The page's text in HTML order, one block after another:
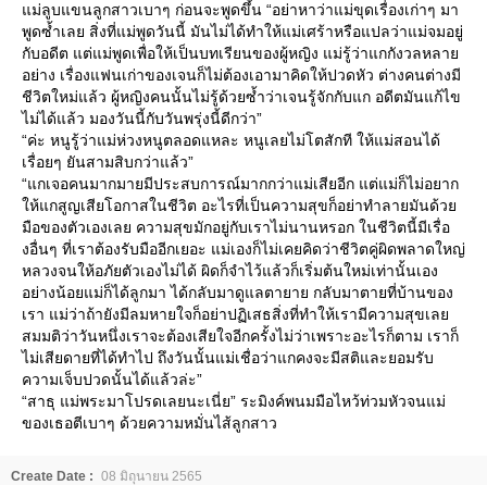
ม่ลูบแขนลูกสาวเบาๆ ก่อนจะพูดขึ้น “อย่าหาว่าแม่ขุดเรื่องเก่าๆ มา
พูดซ้ำเลย สิ่งที่แม่พูดวันนี้ มันไม่ได้ทำให้แม่เศร้าหรือแปลว่าแม่จมอยู่
กับอดีต แต่แม่พูดเพื่อให้เป็นบทเรียนของผู้หญิง แม่รู้ว่าแกกังวลหลา
อย่าง เรื่องแฟนเก่าของเจนก็ไม่ต้องเอามาคิดให้ปวดหัว ต่างคนต่างมี
ชีวิตใหม่แล้ว ผู้หญิงคนนั้นไม่รู้ด้วยซ้ำว่าเจนรู้จักกับแก อดีตมันแก้ไข
ไม่ได้แล้ว มองวันนี้กับวันพรุ่งนี้ดีกว่า”
“ค่ะ หนูรู้ว่าแม่ห่วงหนูตลอดแหละ หนูเลยไม่โตสักที ให้แม่สอนได้
เรื่อยๆ ยันสามสิบกว่าแล้ว”
“แกเจอคนมากมายมีประสบการณ์มากกว่าแม่เสียอีก แต่แม่ก็ไม่อยาก
ห้แกสูญเสียโอกาสในชีวิต อะไรที่เป็นความสุขก็อย่าทำลายมันด้ว
มือของตัวเองเลย ความสุขมักอยู่กับเราไม่นานหรอก ในชีวิตนี้มีเรื่อ
งอื่นๆ ที่เราต้องรับมืออีกเยอะ แม่เองก็ไม่เคยคิดว่าชีวิตคู่ผิดพลาดใหญ่
หลวงจนให้อภัยตัวเองไม่ได้ ผิดก็จำไว้แล้วก็เริ่มต้นใหม่เท่านั้นเอง
อย่างน้อยแม่ก็ได้ลูกมา ได้กลับมาดูแลตายาย กลับมาตายที่บ้านของ
เรา แม่ว่าถ้ายังมีลมหายใจก็อย่าปฏิเสธสิ่งที่ทำให้เรามีความสุขเล
สมมติว่าวันหนึ่งเราจะต้องเสียใจอีกครั้งไม่ว่าเพราะอะไรก็ตาม เราก็
ไม่เสียดายที่ได้ทำไป ถึงวันนั้นแม่เชื่อว่าแกคงจะมีสติและยอมรับ
ความเจ็บปวดนั้นได้แล้วล่ะ”
“สาธุ แม่พระมาโปรดเลยนะเนี่ย” ระมิงค์พนมมือไหว้ท่วมหัวจนแม่
ของเธอตีเบาๆ ด้วยความหมั่นไส้ลูกสาว
Create Date : 08 มิถุนายน 2565